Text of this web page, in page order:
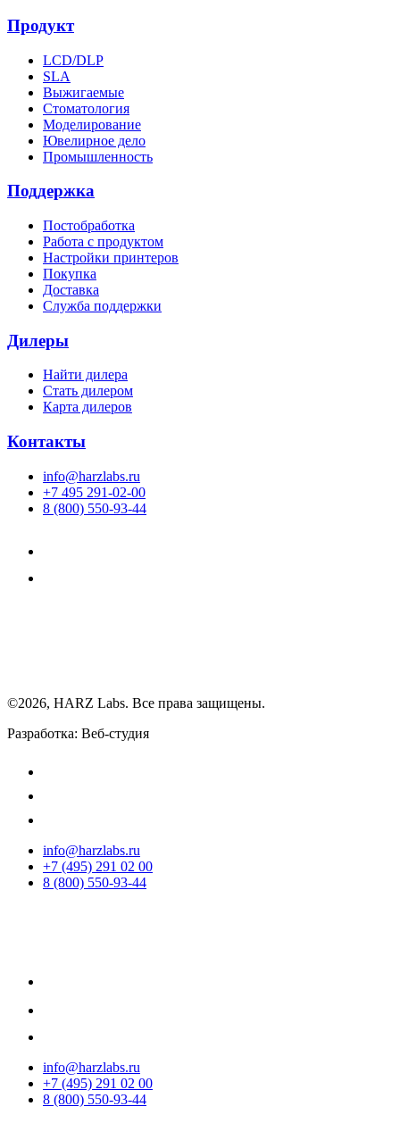
Продукт
LCD/DLP
SLA
Выжигаемые
Стоматология
Моделирование
Ювелирное дело
Промышленность
Поддержка
Постобработка
Работа с продуктом
Настройки принтеров
Покупка
Доставка
Служба поддержки
Дилеры
Найти дилера
Cтать дилером
Карта дилеров
Контакты
info@harzlabs.ru
+7 495 291-02-00
8 (800) 550-93-44
©2026, HARZ Labs. Все права защищены.
Разработка: Веб-студия
info@harzlabs.ru
+7 (495) 291 02 00
8 (800) 550-93-44
info@harzlabs.ru
+7 (495) 291 02 00
8 (800) 550-93-44